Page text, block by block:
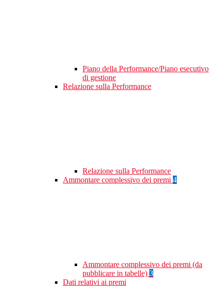
Piano della Performance/Piano esecutivo
di gestione
Relazione sulla Performance
Relazione sulla Performance
Ammontare complessivo dei premi 4
Ammontare complessivo dei premi (da
pubblicare in tabelle) 3
Dati relativi ai premi